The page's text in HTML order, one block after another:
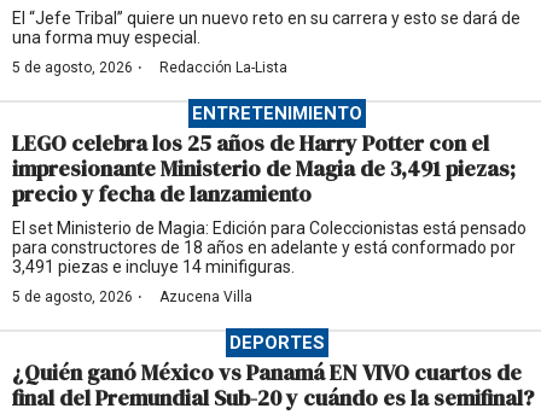
El “Jefe Tribal” quiere un nuevo reto en su carrera y esto se dará de
una forma muy especial.
5 de agosto, 2026 · Redacción La-Lista
ENTRETENIMIENTO
LEGO celebra los 25 años de Harry Potter con el
impresionante Ministerio de Magia de 3,491 piezas;
precio y fecha de lanzamiento
El set Ministerio de Magia: Edición para Coleccionistas está pensado
para constructores de 18 años en adelante y está conformado por
3,491 piezas e incluye 14 minifiguras.
5 de agosto, 2026 · Azucena Villa
DEPORTES
¿Quién ganó México vs Panamá EN VIVO cuartos de
final del Premundial Sub-20 y cuándo es la semifinal?